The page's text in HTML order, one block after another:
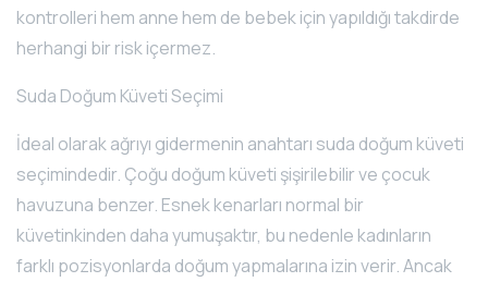
kontrolleri hem anne hem de bebek için yapıldığı takdirde
herhangi bir risk içermez.
Suda Doğum Küveti Seçimi
İdeal olarak ağrıyı gidermenin anahtarı suda doğum küveti
seçimindedir. Çoğu doğum küveti şişirilebilir ve çocuk
havuzuna benzer. Esnek kenarları normal bir
küvetinkinden daha yumuşaktır, bu nedenle kadınların
farklı pozisyonlarda doğum yapmalarına izin verir. Ancak